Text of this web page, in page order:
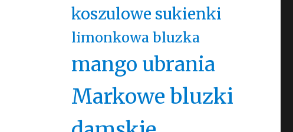
koszulowe sukienki
limonkowa bluzka
mango ubrania
Markowe bluzki